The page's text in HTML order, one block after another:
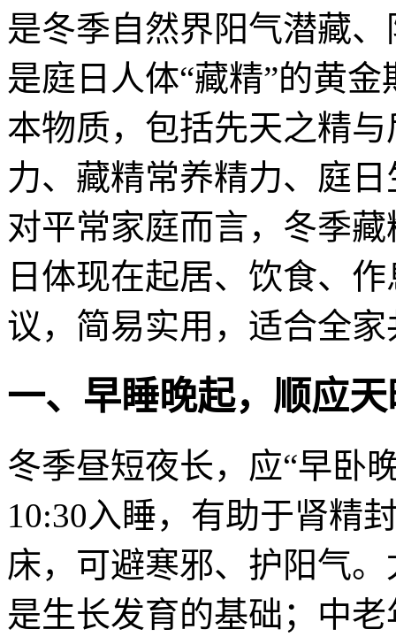
是冬季自然界阳气潜藏
是庭日人体“藏精”的黄
本物质，包括先天之精
力、藏精常养精力、庭
对平常家庭而言，冬季
日体现在起居、饮食、
议，简易实用，适合全
一、早睡晚起，顺应
冬季昼短夜长，应“早卧
10:30入睡，有助于肾精
床，可避寒邪、护阳气
是生长发育的基础；中